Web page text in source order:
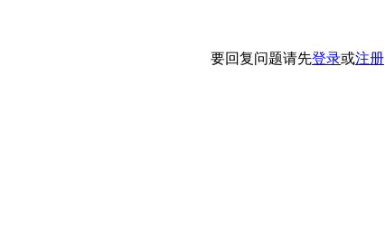
要回复问题请先登录或注册